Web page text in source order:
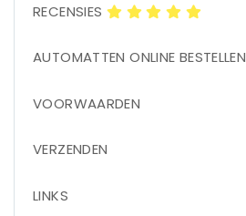
RECENSIES
AUTOMATTEN ONLINE BESTELLEN
VOORWAARDEN
VERZENDEN
LINKS